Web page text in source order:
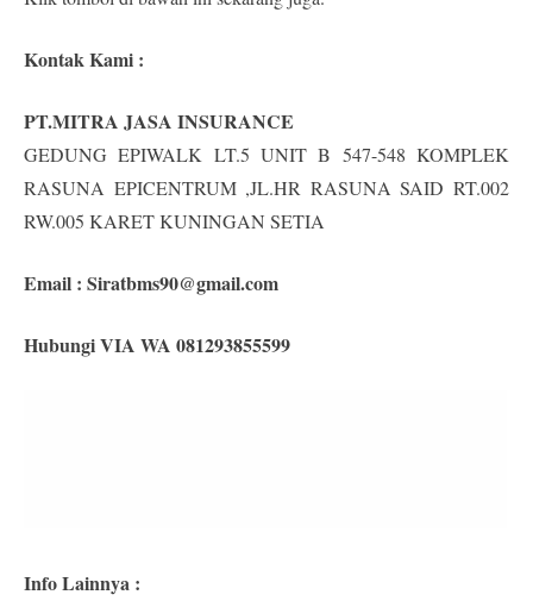
Kontak Kami :
PT.MITRA JASA INSURANCE
GEDUNG EPIWALK LT.5 UNIT B 547-548 KOMPLEK
RASUNA EPICENTRUM ,JL.HR RASUNA SAID RT.002
RW.005 KARET KUNINGAN SETIA
Email : Siratbms90@gmail.com
Hubungi VIA WA 081293855599
Info Lainnya :